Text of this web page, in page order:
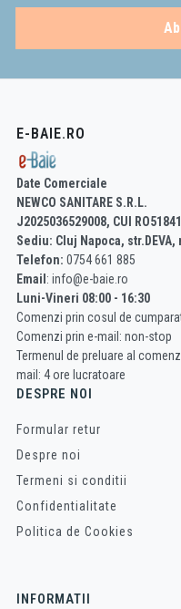
E-BAIE.RO
Date Comerciale
NEWCO SANITARE S.R.L.
J2025036529008, CUI
Sediu: Cluj Napoca,
Telefon: 0754 661 885
Email : info@e-baie.ro
Luni-Vineri 08:00 - 16:30
Comenzi prin cosul de
Comenzi prin e-mail: non-stop
Termenul de preluare al
mail: 4 ore lucratoare
DESPRE NOI
Formular retur
Despre noi
Termeni si conditii
Confidentialitate
Politica de Cookies
INFORMATII